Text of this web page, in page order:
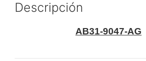
Descripción
AB31-9047-AG